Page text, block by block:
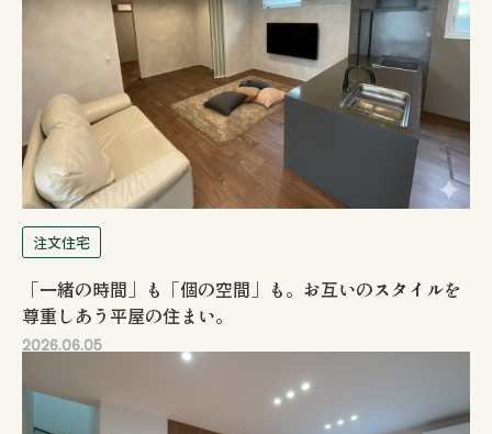
注文住宅
「一緒の時間」も「個の空間」も。お互いのスタイルを
尊重しあう平屋の住まい。
2026.06.05